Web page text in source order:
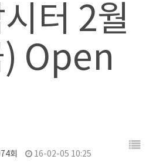
터 2월
Open
회 16-02-05 10:25